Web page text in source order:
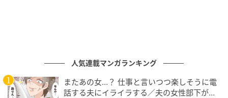
【niko and ...】「レース & メッシュ2WAYベスト」
¥6,600（税込）
人気連載マンガランキング
またあの女…？ 仕事と言いつつ楽しそうに電
話する夫にイライラする／夫の女性部下が気